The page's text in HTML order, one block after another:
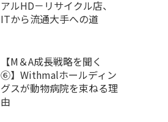
アルHD－リサイクル店、
ITから流通大手への道
【M＆A 成長戦略を聞く
⑥】Withmalホールディン
グスが動物病院を束ねる理
由